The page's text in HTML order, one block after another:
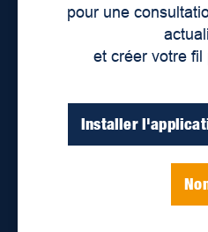
pour une
et créer votre fil
Installer
Lieux de distribution